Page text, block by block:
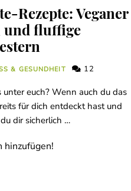
Rezepte: Veganer
und fluffige
& GESUNDHEIT 12
euch? Wenn auch du das
für dich entdeckt hast und
dir sicherlich …
hinzufügen!